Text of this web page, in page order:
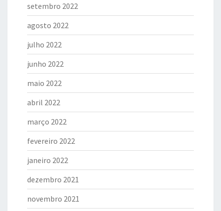
setembro 2022
agosto 2022
julho 2022
junho 2022
maio 2022
abril 2022
março 2022
fevereiro 2022
janeiro 2022
dezembro 2021
novembro 2021